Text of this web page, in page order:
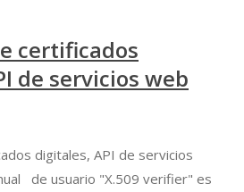
certificados
de servicios web
digitales, API de servicios
de usuario "X.509 verifier" es